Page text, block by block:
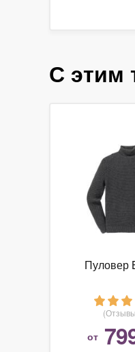
С этим
Пуловер
от